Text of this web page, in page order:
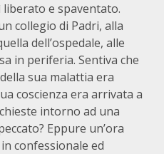
e spaventato.
collegio di Padri, alla
dell’ospedale, alle
in periferia. Sentiva che
sua malattia era
coscienza era arrivata a
intorno ad una
Eppure un’ora
confessionale ed